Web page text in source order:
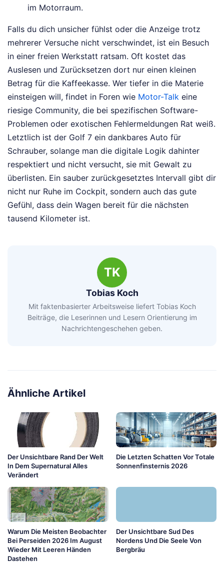
im Motorraum.
Falls du dich unsicher fühlst oder die Anzeige trotz
mehrerer Versuche nicht verschwindet, ist ein Besuch
in einer freien Werkstatt ratsam. Oft kostet das
Auslesen und Zurücksetzen dort nur einen kleinen
Betrag für die Kaffeekasse. Wer tiefer in die Materie
einsteigen will, findet in Foren wie Motor-Talk eine
riesige Community, die bei spezifischen Software-
Problemen oder exotischen Fehlermeldungen Rat weiß.
Letztlich ist der Golf 7 ein dankbares Auto für
Schrauber, solange man die digitale Logik dahinter
respektiert und nicht versucht, sie mit Gewalt zu
überlisten. Ein sauber zurückgesetztes Intervall gibt dir
nicht nur Ruhe im Cockpit, sondern auch das gute
Gefühl, dass dein Wagen bereit für die nächsten
tausend Kilometer ist.
TK
Tobias Koch
Mit faktenbasierter Arbeitsweise liefert Tobias Koch
Beiträge, die Leserinnen und Lesern Orientierung im
Nachrichtengeschehen geben.
Ähnliche Artikel
Der Unsichtbare Rand Der Welt
In Dem Supernatural Alles
Verändert
Die Letzten Schatten Vor Totale
Sonnenfinsternis 2026
Warum Die Meisten Beobachter
Bei Perseiden 2026 Im August
Wieder Mit Leeren Händen
Dastehen
Der Unsichtbare Sud Des
Nordens Und Die Seele Von
Bergbräu